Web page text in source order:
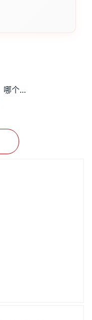
合肥写字楼出租价格如何？哪个区域性价比很高？